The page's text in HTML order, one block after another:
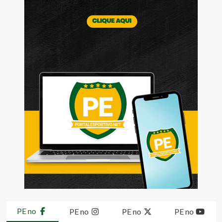
PE no PE no PE no PE no